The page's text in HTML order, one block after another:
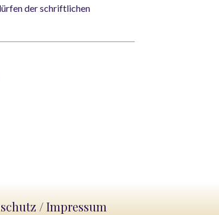
der schriftlichen
/ Impressum